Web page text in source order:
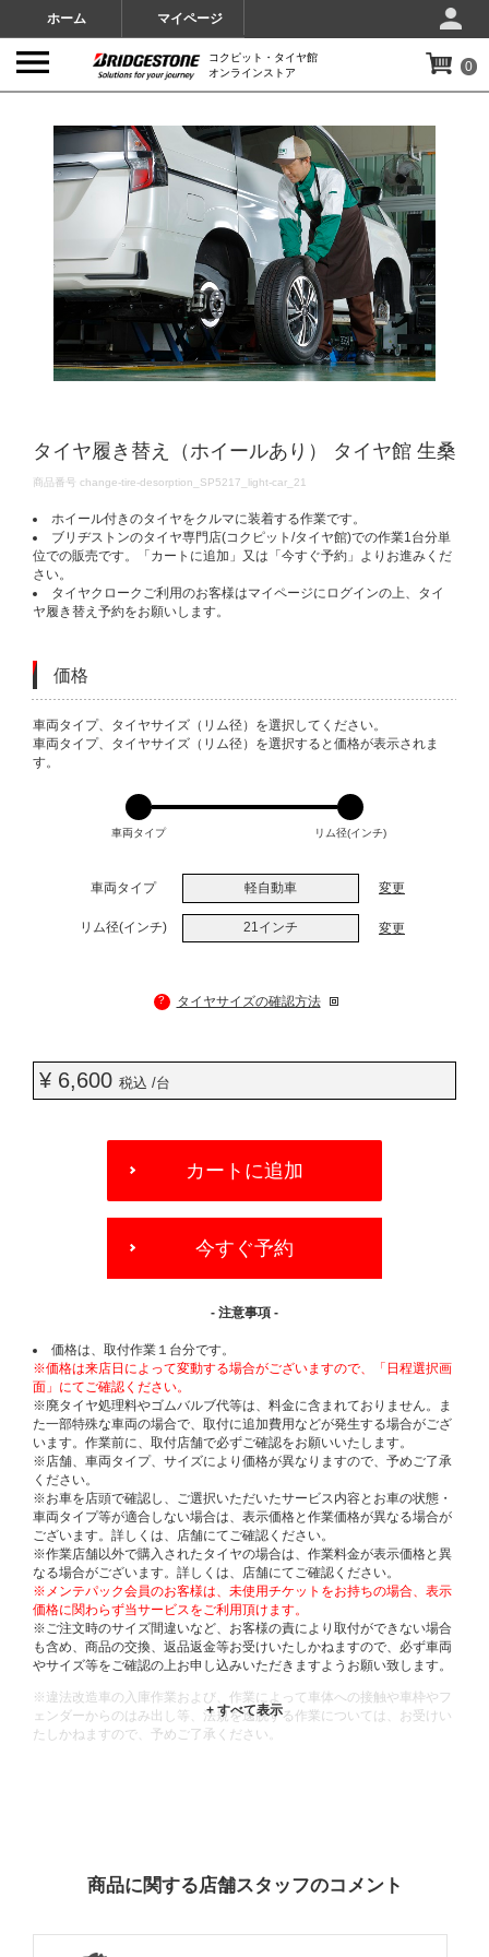
ホーム マイページ
コクピット・タイヤ館
オンラインストア
0
タイヤ履き替え（ホイールあり） タイヤ館 生桑
DETAILS
商品番号 change-tire-desorption_SP5217_light-car_21
ホイール付きのタイヤをクルマに装着する作業です。
ブリヂストンのタイヤ専門店(コクピット/タイヤ館)での作業1台分単
位での販売です。「カートに追加」又は「今すぐ予約」よりお進みくだ
さい。
タイヤクロークご利用のお客様はマイページにログインの上、タイ
ヤ履き替え予約をお願いします。
価格
VARIATIONS
車両タイプ、タイヤサイズ（リム径）を選択してください。
車両タイプ、タイヤサイズ（リム径）を選択すると価格が表示されま
す。
車両タイプ リム径(インチ)
車両タイプ 軽自動車 変更
リム径(インチ) 21インチ 変更
? タイヤサイズの確認方法
¥ 6,600 税込 /台
OPTIONS
カートに追加
今すぐ予約
- 注意事項 -
価格は、取付作業１台分です。
※価格は来店日によって変動する場合がございますので、「日程選択画
面」にてご確認ください。
※廃タイヤ処理料やゴムバルブ代等は、料金に含まれておりません。ま
た一部特殊な車両の場合で、取付に追加費用などが発生する場合がござ
います。作業前に、取付店舗で必ずご確認をお願いいたします。
※店舗、車両タイプ、サイズにより価格が異なりますので、予めご了承
ください。
※お車を店頭で確認し、ご選択いただいたサービス内容とお車の状態・
車両タイプ等が適合しない場合は、表示価格と作業価格が異なる場合が
ございます。詳しくは、店舗にてご確認ください。
※作業店舗以外で購入されたタイヤの場合は、作業料金が表示価格と異
なる場合がございます。詳しくは、店舗にてご確認ください。
※メンテパック会員のお客様は、未使用チケットをお持ちの場合、表示
価格に関わらず当サービスをご利用頂けます。
※ご注文時のサイズ間違いなど、お客様の責により取付ができない場合
も含め、商品の交換、返品返金等お受けいたしかねますので、必ず車両
やサイズ等をご確認の上お申し込みいただきますようお願い致します。
※違法改造車の入庫作業および、作業によって車体への接触や車枠やフ
ェンダーからのはみ出し等、法規を逸脱する作業については、お受けい
たしかねますので、予めご了承ください。
商品に関する店舗スタッフのコメント